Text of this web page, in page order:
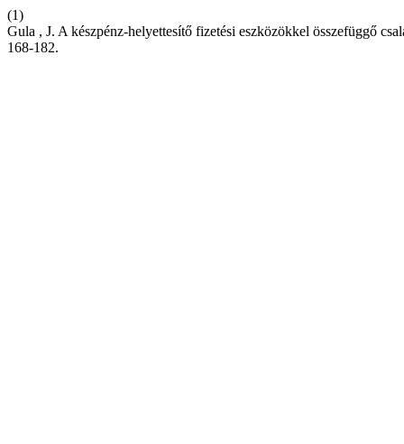
(1)
Gula , J. A készpénz-helyettesítő fizetési eszközökkel összefüggő
168-182.